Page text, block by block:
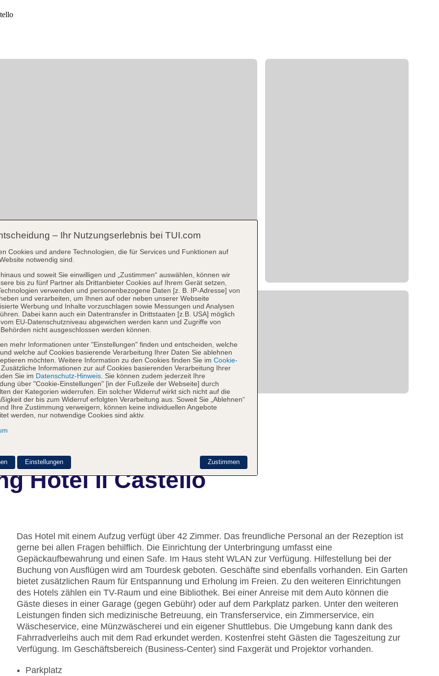
Hotel Il Castello
Das Hotel mit einem Aufzug verfügt über 42 Zimmer. Das freundliche Personal an der Rezeption ist
gerne bei allen Fragen behilflich. Die Einrichtung der Unterbringung umfasst eine
Gepäckaufbewahrung und einen Safe. Im Haus steht WLAN zur Verfügung. Hilfestellung bei der
Buchung von Ausflügen wird am Tourdesk geboten. Geschäfte sind ebenfalls vorhanden. Ein Garten
bietet zusätzlichen Raum für Entspannung und Erholung im Freien. Zu den weiteren Einrichtungen
des Hotels zählen ein TV-Raum und eine Bibliothek. Bei einer Anreise mit dem Auto können die
Gäste dieses in einer Garage (gegen Gebühr) oder auf dem Parkplatz parken. Unter den weiteren
Leistungen finden sich medizinische Betreuung, ein Transferservice, ein Zimmerservice, ein
Wäscheservice, eine Münzwäscherei und ein eigener Shuttlebus. Die Umgebung kann dank des
Fahrradverleihs auch mit dem Rad erkundet werden. Kostenfrei steht Gästen die Tageszeitung zur
Verfügung. Im Geschäftsbereich (Business-Center) sind Faxgerät und Projektor vorhanden.
Parkplatz
– Ihr Nutzungserlebnis bei TUI.com
Cookies und andere Technologien, die für Services und Funktionen auf
notwendig sind.
und soweit Sie einwilligen und „Zustimmen“ auswählen, können wir
bis zu fünf Partner als Drittanbieter Cookies auf Ihrem Gerät setzen,
verwenden und personenbezogene Daten [z. B. IP-Adresse] von
und verarbeiten, um Ihnen auf oder neben unserer Webseite
Werbung und Inhalte vorzuschlagen sowie Messungen und Analysen
Dabei kann auch ein Datentransfer in Drittstaaten [z.B. USA] möglich
EU-Datenschutzniveau abgewichen werden kann und Zugriffe von
nicht ausgeschlossen werden können.
mehr Informationen unter "Einstellungen" finden und entscheiden, welche
welche auf Cookies basierende Verarbeitung Ihrer Daten Sie ablehnen
möchten. Weitere Information zu den Cookies finden Sie im Cookie-
. Zusätzliche Informationen zur auf Cookies basierenden Verarbeitung Ihrer
Sie im Datenschutz-Hinweis . Sie können zudem jederzeit Ihre
über "Cookie-Einstellungen" [in der Fußzeile der Webseite] durch
der Kategorien widerrufen. Ein solcher Widerruf wirkt sich nicht auf die
der bis zum Widerruf erfolgten Verarbeitung aus. Soweit Sie „Ablehnen“
Ihre Zustimmung verweigern, können keine individuellen Angebote
werden, nur notwendige Cookies sind aktiv.
Zustimmen
Einstellungen